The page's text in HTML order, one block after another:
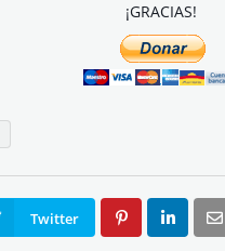
¡GRACIAS!
Twitter